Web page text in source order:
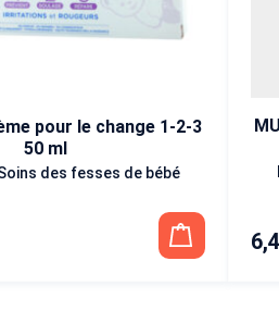
pour le change 1-2-3
50 ml
des fesses de bébé